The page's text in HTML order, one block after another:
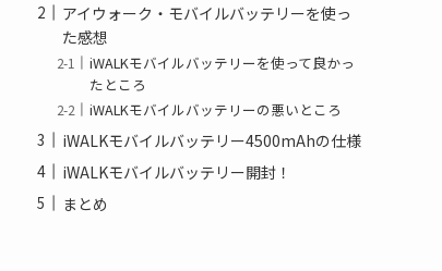
アイウォーク・モバイルバッテリーを使っ
た感想
iWALKモバイルバッテリーを使って良かっ
たところ
iWALKモバイルバッテリーの悪いところ
iWALKモバイルバッテリー4500mAhの仕様
iWALKモバイルバッテリー開封！
まとめ